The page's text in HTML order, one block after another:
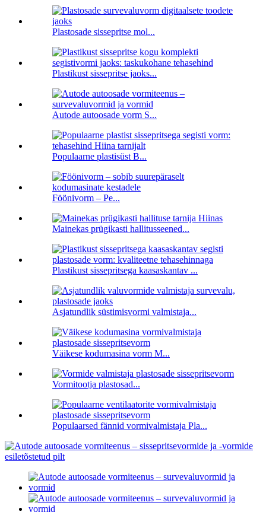
Plastosade sissepritse mol...
Plastikust sissepritse jaoks...
Autode autoosade vorm S...
Populaarne plastisüst B...
Föönivorm – Pe...
Mainekas prügikasti hallitusseened...
Plastikust sissepritsega kaasaskantav ...
Asjatundlik süstimisvormi valmistaja...
Väikese kodumasina vorm M...
Vormitootja plastosad...
Populaarsed fännid vormivalmistaja Pla...